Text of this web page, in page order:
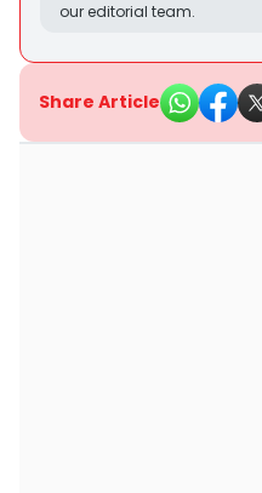
our editorial team.
Share Article